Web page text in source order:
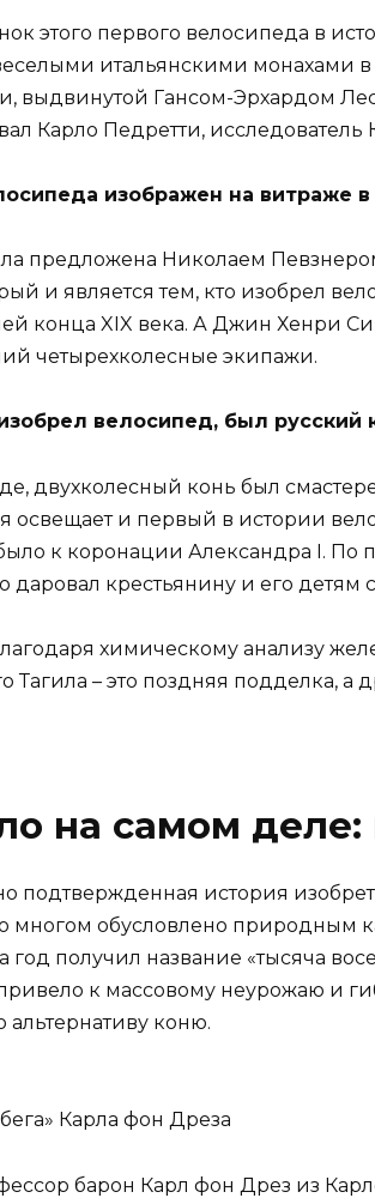
этого первого велосипеда в
итальянскими монахами в
выдвинутой Гансом-Эрхардом
Карло Педретти,
изображен на витраже
предложена Николаем
и является тем, кто изобрел
конца XIX века. А Джин Хенри
четырехколесные экипажи.
велосипед, был русский
двухколесный конь был
освещает и первый в истории
к коронации Александра I. По
даровал крестьянину и его детям
химическому анализу
Тагила – это поздняя подделка, а
на самом деле:
подтвержденная история
многом обусловлено природным
год получил название «тысяча
к массовому неурожаю и
альтернативу коню.
Карла фон Дреза
барон Карл фон Дрез из